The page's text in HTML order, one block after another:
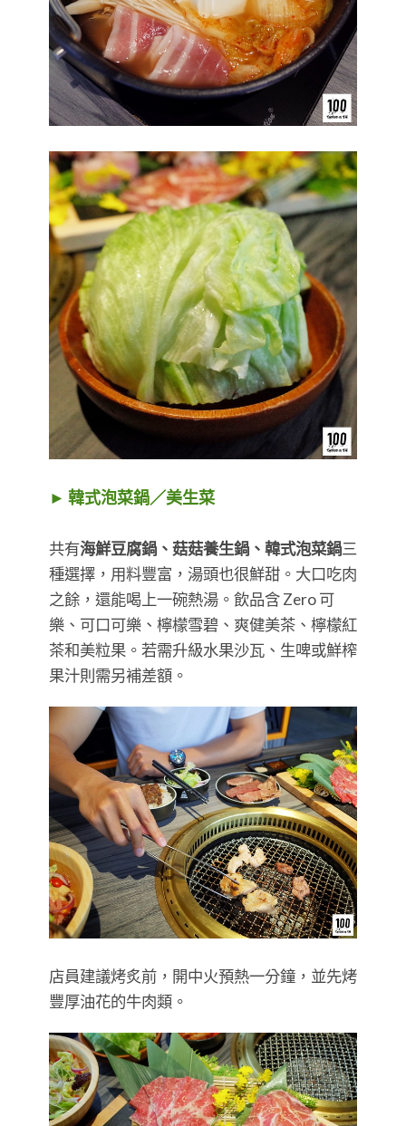
► 韓式泡菜鍋／美生菜
共有海鮮豆腐鍋、菇菇養生鍋、韓式泡菜鍋三
種選擇，用料豐富，湯頭也很鮮甜。大口吃肉
之餘，還能喝上一碗熱湯。飲品含 Zero 可
樂、可口可樂、檸檬雪碧、爽健美茶、檸檬紅
茶和美粒果。若需升級水果沙瓦、生啤或鮮榨
果汁則需另補差額。
店員建議烤炙前，開中火預熱一分鐘，並先烤
豐厚油花的牛肉類。